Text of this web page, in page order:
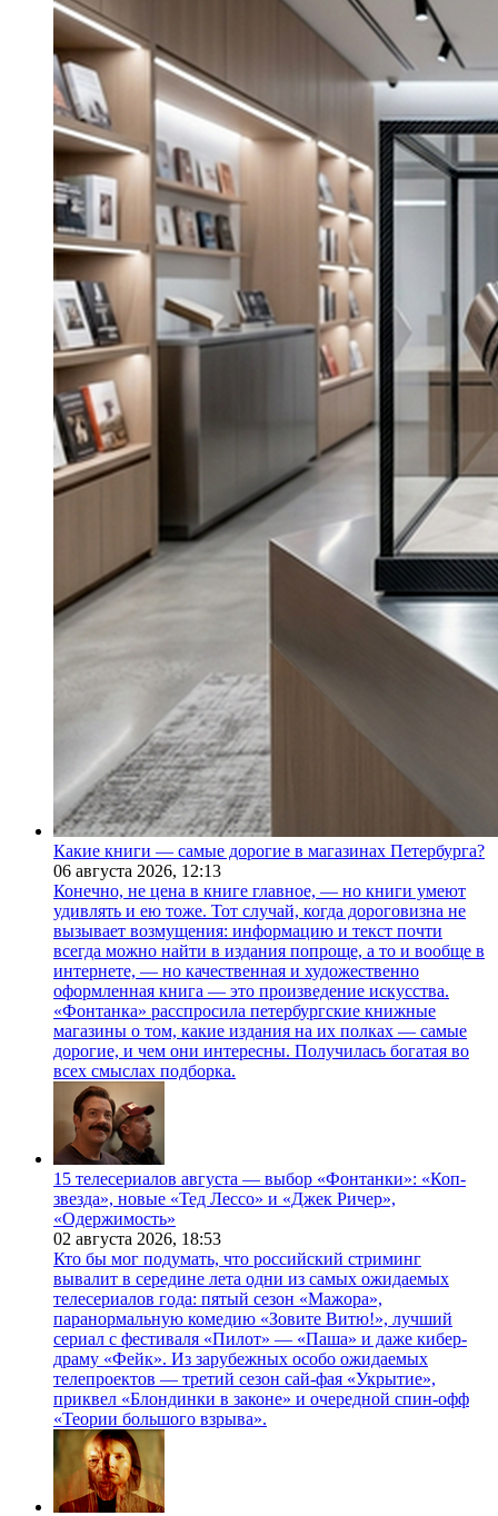
Какие книги — самые дорогие в магазинах Петербурга?
06 августа 2026, 12:13
Конечно, не цена в книге главное, — но книги умеют
удивлять и ею тоже. Тот случай, когда дороговизна не
вызывает возмущения: информацию и текст почти
всегда можно найти в издания попроще, а то и вообще в
интернете, — но качественная и художественно
оформленная книга — это произведение искусства.
«Фонтанка» расспросила петербургские книжные
магазины о том, какие издания на их полках — самые
дорогие, и чем они интересны. Получилась богатая во
всех смыслах подборка.
15 телесериалов августа — выбор «Фонтанки»: «Коп-
звезда», новые «Тед Лессо» и «Джек Ричер»,
«Одержимость»
02 августа 2026, 18:53
Кто бы мог подумать, что российский стриминг
вывалит в середине лета одни из самых ожидаемых
телесериалов года: пятый сезон «Мажора»,
паранормальную комедию «Зовите Витю!», лучший
сериал с фестиваля «Пилот» — «Паша» и даже кибер-
драму «Фейк». Из зарубежных особо ожидаемых
телепроектов — третий сезон сай-фая «Укрытие»,
приквел «Блондинки в законе» и очередной спин-офф
«Теории большого взрыва».